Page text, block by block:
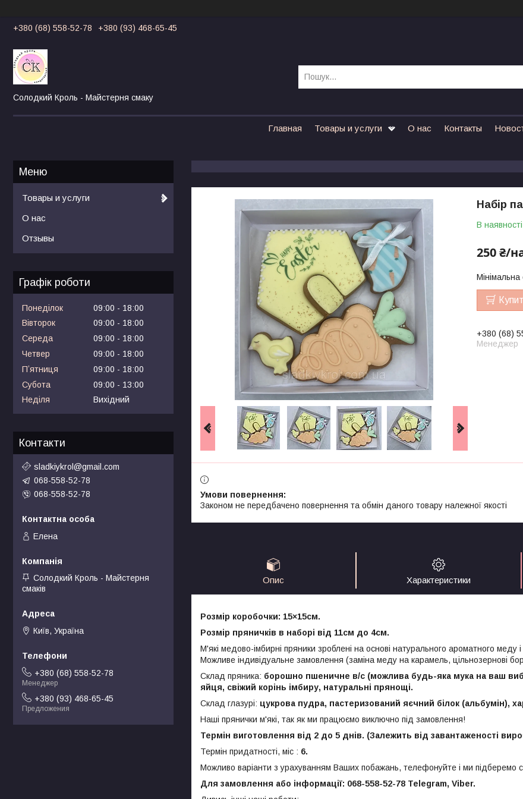
+380 (68) 558-52-78 +380 (93) 468-65-45
Солодкий Кроль - Майстерня смаку
Главная Товары и услуги О нас Контакты
Набір
В наявності
250 ₴/
+380 (68)
Менеджер
Законом не передбачено повернення та обмін даного товару належної якості
Опис Характеристики
Розмір коробочки: 15×15см.
Розмір пряничків в наборі від 11см до 4см.
М'які медово-імбирні пряники зроблені на основі натурального ароматного меду
Можливе індивідуальне замовлення (заміна меду на карамель, цільнозернові
Склад пряника: борошно пшеничне в/с (можлива будь-яка мука на ваш
яйця, свіжий корінь імбиру, натуральні прянощі.
Склад глазурі: цукрова пудра, пастеризований яєчний білок (альбумін),
Наші прянички м'які, так як ми працюємо виключно під замовлення!
Термін виготовлення від 2 до 5 днів. (Залежить від завантаженості
Термін придатності, міс : 6.
Можливо варіанти з урахуванням Ваших побажань, телефонуйте і ми підберемо
Для замовлення або інформації: 068-558-52-78 Telegram, Viber.
Товары и услуги
О нас
Отзывы
Графік роботи
Понеділок 09:00
18:00
Вівторок
09:00
18:00
Середа
09:00
18:00
Четвер
09:00
18:00
Пʼятниця
09:00
18:00
Субота
09:00
13:00
Неділя
Вихідний
Контакти
sladkiykrol@gmail.com
068-558-52-78
068-558-52-78
Елена
Солодкий Кроль - Майстерня
смаків
Київ, Україна
+380 (68) 558-52-78
Менеджер
+380 (93) 468-65-45
Предложения